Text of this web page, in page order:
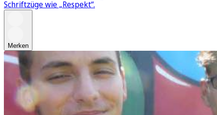
Schriftzüge wie „Respekt“.
Merken